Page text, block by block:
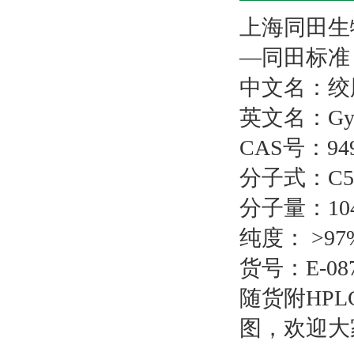
上海同田
—同田标准
中文名：
英文名：
CAS号：
分子式：
分子量：
纯度：
货号： E-
随货附
图，欢迎